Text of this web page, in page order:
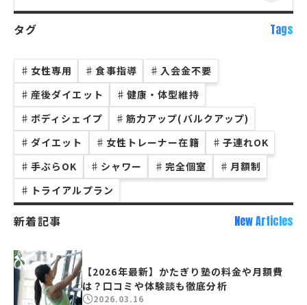
タグ Tags
♯ 女性専用 ♯ 食事指導 ♯ 入会金不要
♯ 産後ダイエット ♯ 健康・体型維持
♯ ボディシェイプ ♯ 筋力アップ(バルクアップ)
♯ ダイエット ♯ 女性トレーナー在籍 ♯ 子連れOK
♯ 手ぶらOK ♯ シャワー ♯ 完全個室 ♯ 月額制
♯ トライアルプラン
新着記事 New Articles
【2026年最新】かたぎり塾の料金や月額費
は？口コミや体験談も徹底分析
2026.03.16